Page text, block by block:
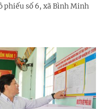
phiếu số 6, xã Bình Minh